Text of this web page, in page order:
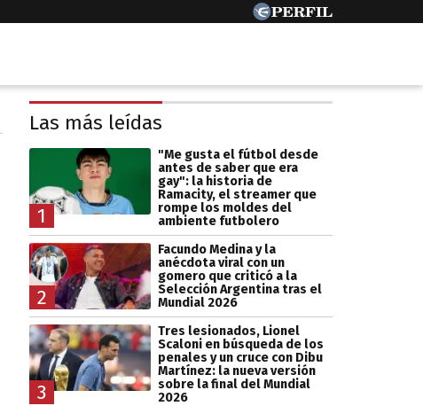
Las más leídas
1
"Me gusta el fútbol desde
antes de saber que era
gay": la historia de
Ramacity, el streamer que
rompe los moldes del
ambiente futbolero
2
Facundo Medina y la
anécdota viral con un
gomero que criticó a la
Selección Argentina tras el
Mundial 2026
3
Tres lesionados, Lionel
Scaloni en búsqueda de los
penales y un cruce con Dibu
Martínez: la nueva versión
sobre la final del Mundial
2026